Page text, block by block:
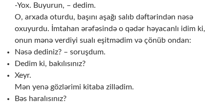
-Yox. Buyurun, – dedim.
O, arxada oturdu, başını aşağı salıb dəftərindən nəsə
oxuyurdu. İmtahan ərəfəsində o qədər həyacanlı idim ki,
onun mənə verdiyi sualı eşitmədim və çönüb ondan:
Nəsə dediniz? – soruşdum.
Dedim ki, bakılısınız?
Xeyr.
Mən yenə gözlərimi kitaba zillədim.
Bəs haralısınız?